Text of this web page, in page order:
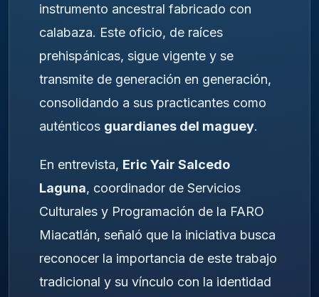
instrumento ancestral fabricado con
calabaza. Este oficio, de raíces
prehispánicas, sigue vigente y se
transmite de generación en generación,
consolidando a sus practicantes como
auténticos guardianes del maguey.
En entrevista, Eric Yair Salcedo
Laguna, coordinador de Servicios
Culturales y Programación de la FARO
Miacatlán, señaló que la iniciativa busca
reconocer la importancia de este trabajo
tradicional y su vínculo con la identidad